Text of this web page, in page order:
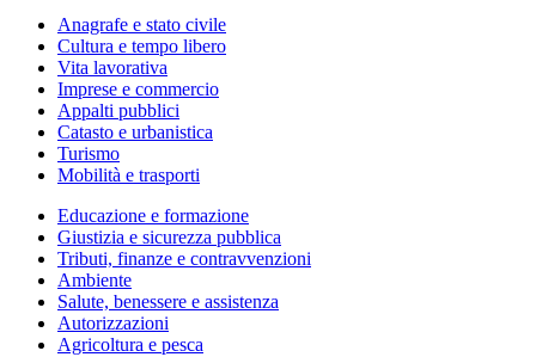
Anagrafe e stato civile
Cultura e tempo libero
Vita lavorativa
Imprese e commercio
Appalti pubblici
Catasto e urbanistica
Turismo
Mobilità e trasporti
Educazione e formazione
Giustizia e sicurezza pubblica
Tributi, finanze e contravvenzioni
Ambiente
Salute, benessere e assistenza
Autorizzazioni
Agricoltura e pesca